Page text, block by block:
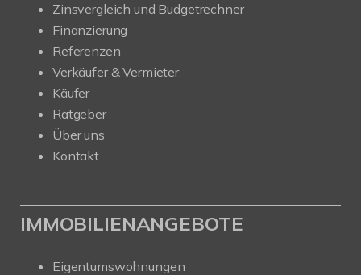
Zinsvergleich und Budgetrechner
Finanzierung
Referenzen
Verkäufer & Vermieter
Käufer
Ratgeber
Über uns
Kontakt
IMMOBILIENANGEBOTE
Eigentumswohnungen